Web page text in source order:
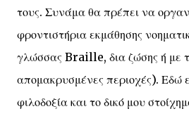
τους. Συνάμα θα πρέπει να
φροντιστήρια εκμάθησης
γλώσσας Braille, δια ζώσης ή με
απομακρυσμένες περιοχές). Εδώ
φιλοδοξία και το δικό μου